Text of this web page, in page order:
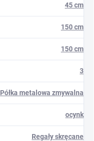
45 cm
150 cm
150 cm
3
Półka metalowa zmywalna
ocynk
Regały skręcane